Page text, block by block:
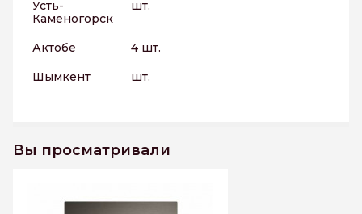
Усть-
Каменогорск
шт.
Актобе
4 шт.
Шымкент
шт.
Вы просматривали